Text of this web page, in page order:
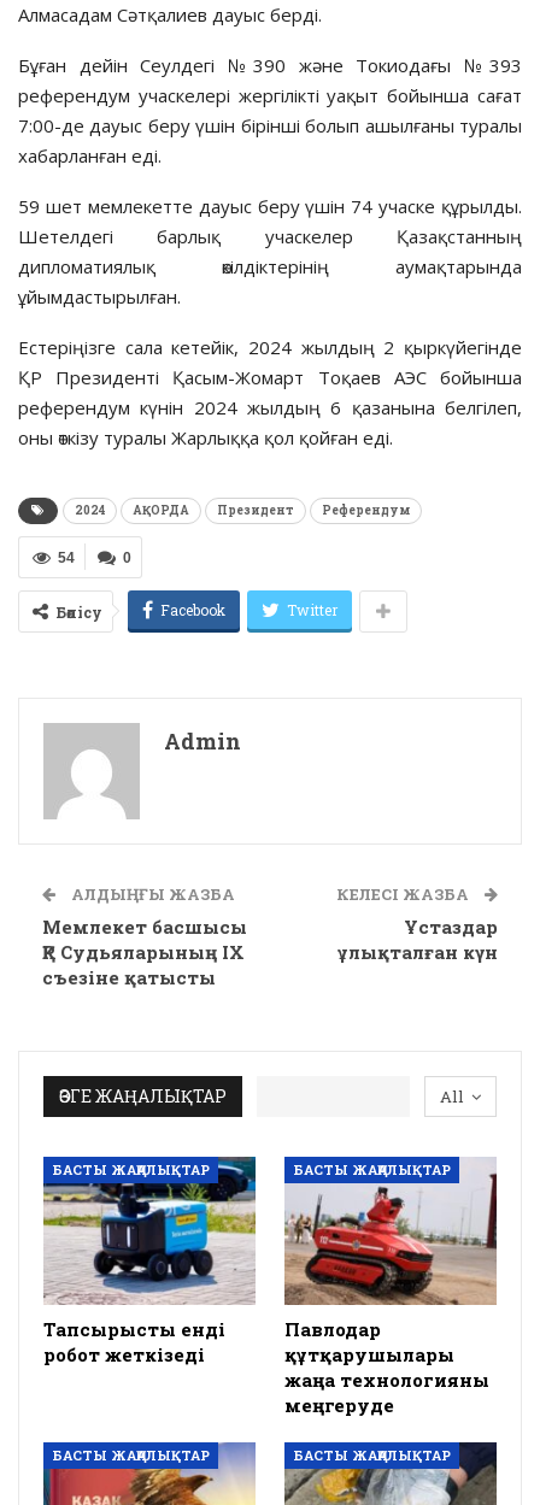
Алмасадам Сәтқалиев дауыс берді.
Бұған дейін Сеулдегі №390 және Токиодағы №393
референдум учаскелері жергілікті уақыт бойынша сағат
7:00-де дауыс беру үшін бірінші болып ашылғаны туралы
хабарланған еді.
59 шет мемлекетте дауыс беру үшін 74 учаске құрылды.
Шетелдегі барлық учаскелер Қазақстанның
дипломатиялық өкілдіктерінің аумақтарында
ұйымдастырылған.
Естеріңізге сала кетейік, 2024 жылдың 2 қыркүйегінде
ҚР Президенті Қасым-Жомарт Тоқаев АЭС бойынша
референдум күнін 2024 жылдың 6 қазанына белгілеп,
оны өткізу туралы Жарлыққа қол қойған еді.
2024 АҚОРДА Президент Референдум
0
54
Бөлісу Facebook Twitter
Admin
АЛДЫҢҒЫ ЖАЗБА
Мемлекет басшысы
ҚР Судьяларының ІХ
съезіне қатысты
КЕЛЕСІ ЖАЗБА
Ұстаздар
ұлықталған күн
All
ӨЗГЕ ЖАҢАЛЫҚТАР
БАСТЫ ЖАҢАЛЫҚТАР
Тапсырысты енді
робот жеткізеді
БАСТЫ ЖАҢАЛЫҚТАР
Павлодар
құтқарушылары
жаңа технологияны
меңгеруде
БАСТЫ ЖАҢАЛЫҚТАР БАСТЫ ЖАҢАЛЫҚТАР